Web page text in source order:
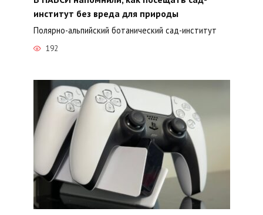
институт без вреда для природы
Полярно-альпийский ботанический сад-институт
192